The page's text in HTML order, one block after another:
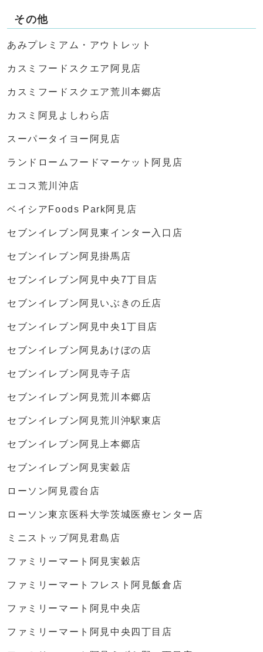
その他
あみプレミアム・アウトレット
カスミフードスクエア阿見店
カスミフードスクエア荒川本郷店
カスミ阿見よしわら店
スーパータイヨー阿見店
ランドロームフードマーケット阿見店
エコス荒川沖店
ベイシアFoods Park阿見店
セブンイレブン阿見東インター入口店
セブンイレブン阿見掛馬店
セブンイレブン阿見中央7丁目店
セブンイレブン阿見いぶきの丘店
セブンイレブン阿見中央1丁目店
セブンイレブン阿見あけぼの店
セブンイレブン阿見寺子店
セブンイレブン阿見荒川本郷店
セブンイレブン阿見荒川沖駅東店
セブンイレブン阿見上本郷店
セブンイレブン阿見実穀店
ローソン阿見霞台店
ローソン東京医科大学茨城医療センター店
ミニストップ阿見君島店
ファミリーマート阿見実穀店
ファミリーマートフレスト阿見飯倉店
ファミリーマート阿見中央店
ファミリーマート阿見中央四丁目店